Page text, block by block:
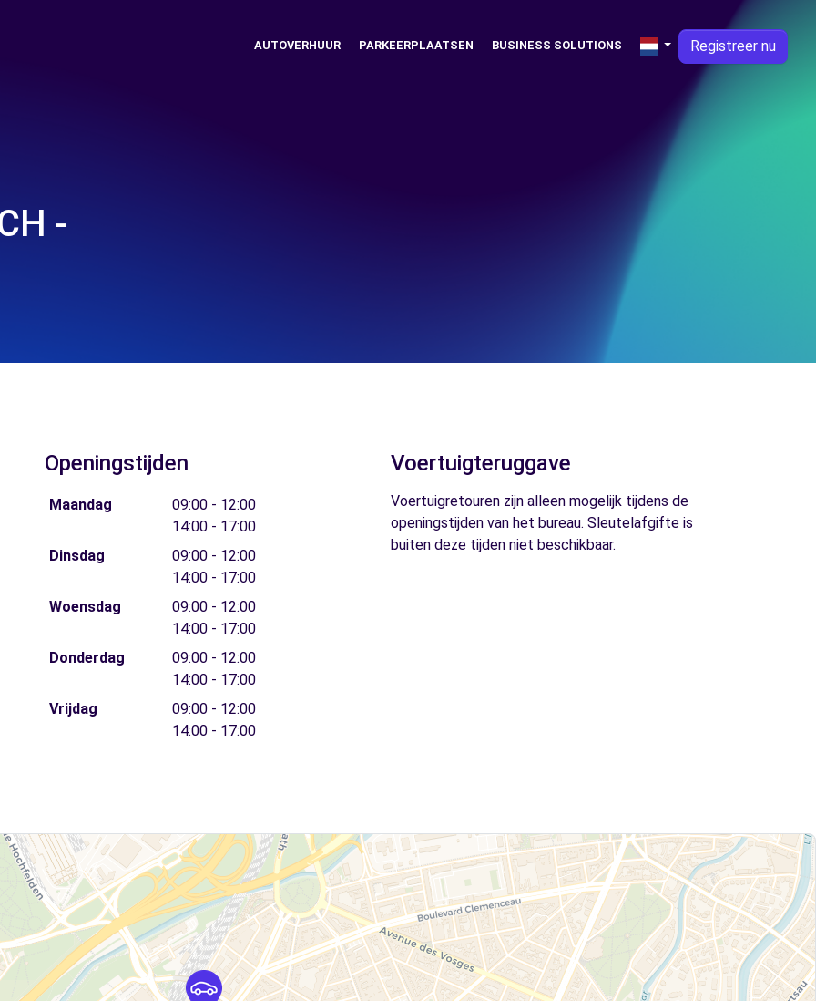
AUTOVERHUUR PARKEERPLAATSEN BUSINESS SOLUTIONS Registreer nu
-
Openingstijden
Maandag
09:00 - 12:00
14:00 - 17:00
Dinsdag
09:00 - 12:00
14:00 - 17:00
Woensdag
09:00 - 12:00
14:00 - 17:00
Donderdag
09:00 - 12:00
14:00 - 17:00
Vrijdag
09:00 - 12:00
14:00 - 17:00
Voertuigteruggave
Voertuigretouren zijn alleen mogelijk tijdens de
openingstijden van het bureau. Sleutelafgifte is
buiten deze tijden niet beschikbaar.